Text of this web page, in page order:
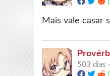
Mais vale casar
503 dias